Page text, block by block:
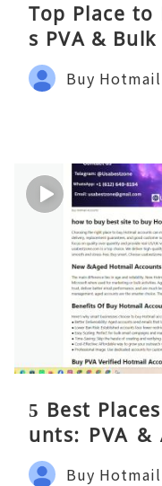
Top Place
s PVA &
lity Guide
Buy
5 Best
unts: PVA &
Complete
Buy